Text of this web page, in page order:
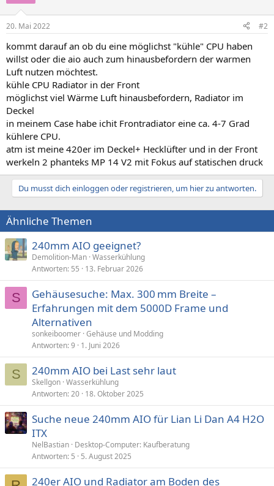
20. Mai 2022 #2
kommt darauf an ob du eine möglichst "kühle" CPU haben
willst oder die aio auch zum hinausbefordern der warmen
Luft nutzen möchtest.
kühle CPU Radiator in der Front
möglichst viel Wärme Luft hinausbefordern, Radiator im
Deckel
in meinem Case habe ichit Frontradiator eine ca. 4-7 Grad
kühlere CPU.
atm ist meine 420er im Deckel+ Hecklüfter und in der Front
werkeln 2 phanteks MP 14 V2 mit Fokus auf statischen druck
Du musst dich einloggen oder registrieren, um hier zu antworten.
Ähnliche Themen
240mm AIO geeignet?
Demolition-Man Wasserkühlung
Antworten 55 13. Februar 2026
S
Gehäusesuche: Max. 300 mm Breite –
Erfahrungen mit dem 5000D Frame und
Alternativen
sonkeiboomer Gehäuse und Modding
Antworten 9 1. Juni 2026
S 240mm AIO bei Last sehr laut
Skellgon Wasserkühlung
Antworten 20 18. Oktober 2025
Suche neue 240mm AIO für Lian Li Dan A4 H2O
ITX
NelBastian Desktop-Computer: Kaufberatung
Antworten 5 5. August 2025
240er AIO und Radiator am Boden des